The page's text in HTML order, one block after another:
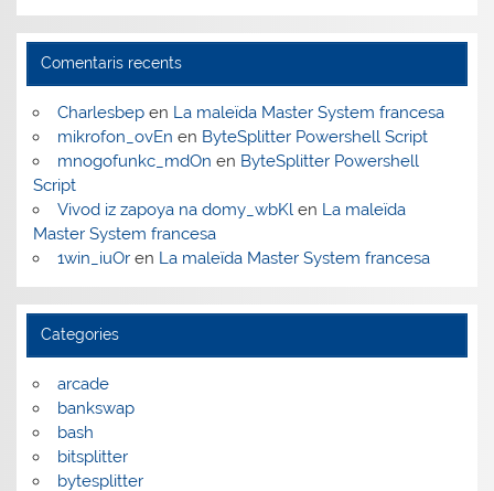
Comentaris recents
Charlesbepen La maleïda Master System francesa
mikrofon_ovEn en ByteSplitter Powershell Script
mnogofunkc_mdOn en ByteSplitter Powershell
Script
Vivod iz zapoya na domy_wbKlen La maleïda
Master System francesa
1win_iuOren La maleïda Master System francesa
Categories
arcade
bankswap
bash
bitsplitter
bytesplitter